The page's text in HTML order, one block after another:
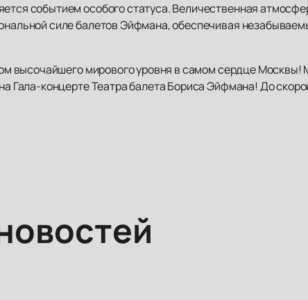
событием особого статуса. Величественная
силе балетов Эйфмана, обеспечивая
высочайшего мирового уровня в самом сердце
Гала-концерте Театра балета Бориса Эйфмана! До